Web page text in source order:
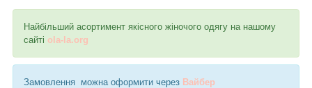
Найбільший асортимент якісного жіночого одягу на нашому
сайті ola-la.org
Замовлення можна оформити через Вайбер